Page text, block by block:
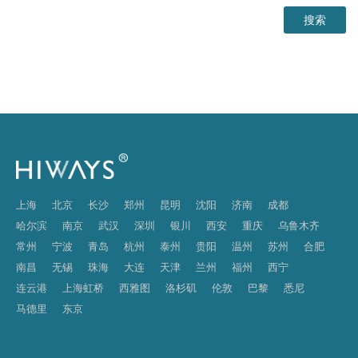
上海 北京 长沙 郑州 昆明 沈阳 济南
成都
哈尔滨
南京 武汉 深圳 银川 西安 重庆
乌鲁木齐
常州
宁波 青岛 杭州 泰州 贵阳 温州 苏州
合肥
南昌
无锡 珠海 大连 天津 兰州 福州
西宁
连云港
上海虹桥 西雅图 洛杉矶 伦敦 巴黎
悉尼
马德里
东京